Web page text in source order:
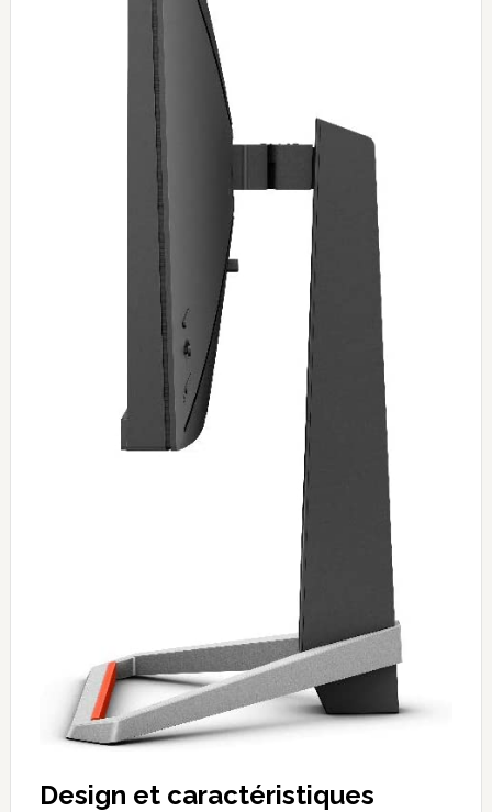
Design et caractéristiques